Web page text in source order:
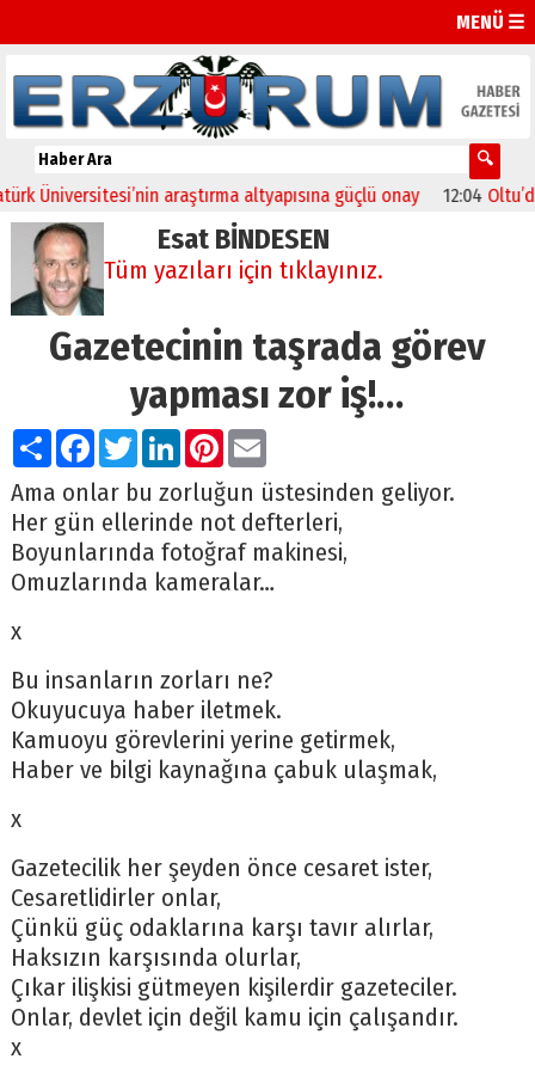
MENÜ ☰
araştırma altyapısına güçlü onay 12:04 Oltu’da
Esat BİNDESEN
Tüm yazıları için tıklayınız.
Gazetecinin taşrada görev
yapması zor iş!…
PaylaşFacebook
TwitterLinkedIn
Pinterest
Email
Ama onlar bu zorluğun üstesinden geliyor.
Her gün ellerinde not defterleri,
Boyunlarında fotoğraf makinesi,
Omuzlarında kameralar…
x
Bu insanların zorları ne?
Okuyucuya haber iletmek.
Kamuoyu görevlerini yerine getirmek,
Haber ve bilgi kaynağına çabuk ulaşmak,
x
Gazetecilik her şeyden önce cesaret ister,
Cesaretlidirler onlar,
Çünkü güç odaklarına karşı tavır alırlar,
Haksızın karşısında olurlar,
Çıkar ilişkisi gütmeyen kişilerdir gazeteciler.
Onlar, devlet için değil kamu için çalışandır.
x